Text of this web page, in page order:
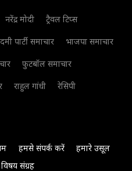
नरेंद्र मोदी
ट्रैवल टिप्स
पार्टी समाचार
भाजपा समाचार
फुटबॉल समाचार
राहुल गांधी
रेसिपी
हमसे संपर्क करें
हमारे उसूल
विषय संग्रह